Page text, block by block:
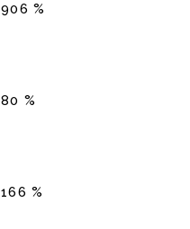
906 %
80 %
166 %